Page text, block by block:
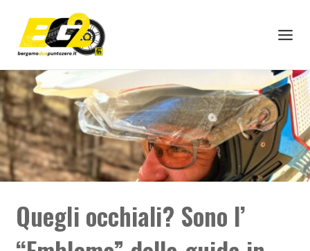
Quegli occhiali? Sono l’